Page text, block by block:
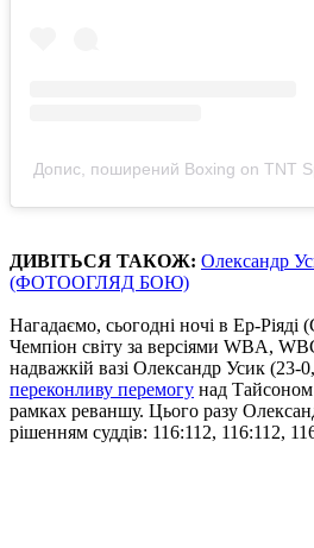
Допис, поширений Boxing on TNT
ДИВІТЬСЯ ТАКОЖ: Олександр
(ФОТООГЛЯД БОЮ)
Нагадаємо, сьогодні ночі в Ер-Ріяді
Чемпіон світу за версіями WBA,
надважкій вазі Олександр Усик (23-
переконливу перемогу над
рамках реваншу. Цього разу
рішенням суддів: 116:112, 116:112,